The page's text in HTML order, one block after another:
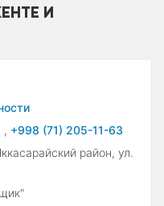
И
, +998 (71) 205-11-63
район, ул.